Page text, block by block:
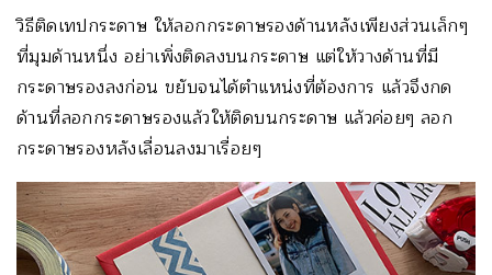
วิธีติดเทปกระดาษ ให้ลอกกระดาษรองด้านหลังเพียงส่วนเล็กๆ
ที่มุมด้านหนึ่ง อย่าเพิ่งติดลงบนกระดาษ แต่ให้วางด้านที่มี
กระดาษรองลงก่อน ขยับจนได้ตำแหน่งที่ต้องการ แล้วจึงกด
ด้านที่ลอกกระดาษรองแล้วให้ติดบนกระดาษ แล้วค่อยๆ ลอก
กระดาษรองหลังเลื่อนลงมาเรื่อยๆ